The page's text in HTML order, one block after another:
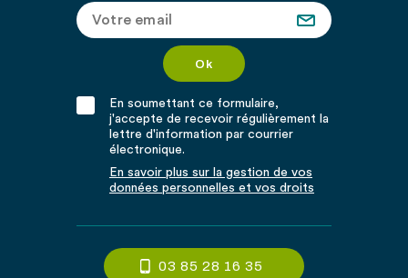
En soumettant ce formulaire,
j'accepte de recevoir régulièrement la
lettre d'information par courrier
électronique.
En savoir plus sur la gestion de vos
données personnelles et vos droits
03 85 28 16 35